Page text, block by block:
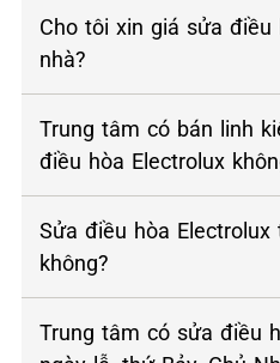
Cho tôi xin giá sửa điều
nhà?
Trung tâm có bán linh
điều hòa Electrolux
Sửa điều hòa Electrolux
không?
Trung tâm có sửa điều